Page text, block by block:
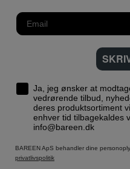
Ja, jeg ønsker at
vedrørende tilbud,
deres produktsortiment via email. Dit
enhver tid tilbagekaldes
info@bareen.dk
BAREEN ApS behandler dine
privatlivspolitik